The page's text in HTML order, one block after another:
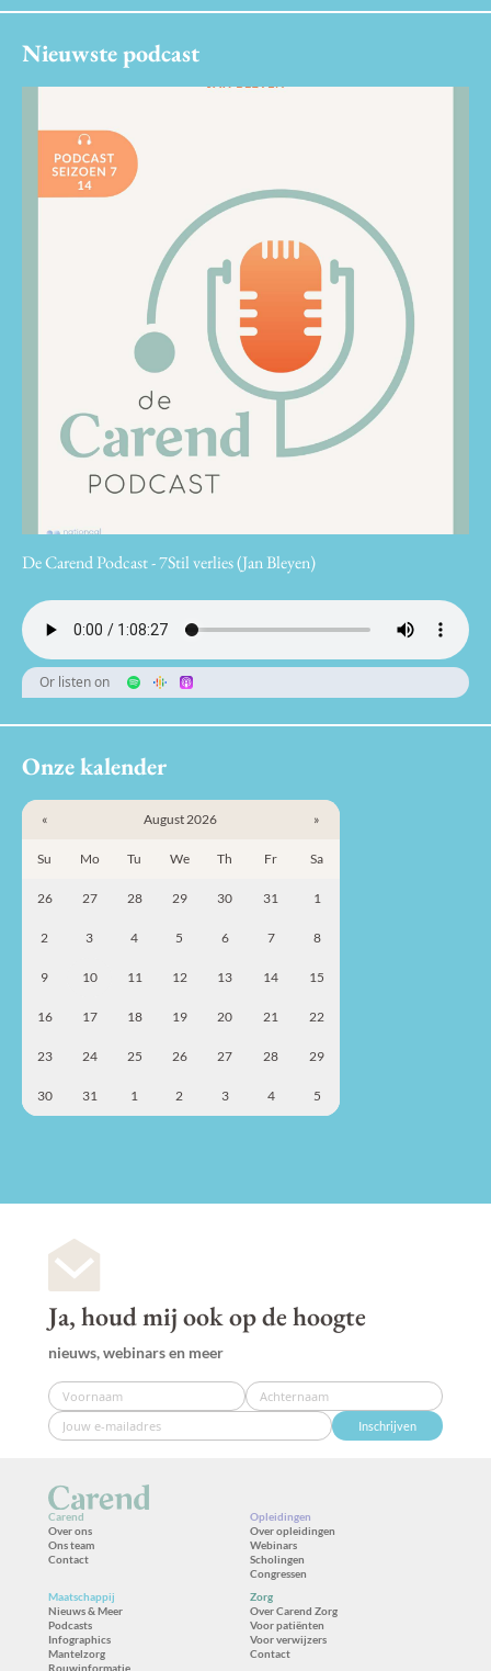
Nieuwste podcast
De Carend Podcast - 7Stil verlies (Jan Bleyen)
Or listen on
Onze kalender
« August 2026 »
Su Mo Tu We Th Fr Sa
26 27 28 29 30 31 1
2 3 4 5 6 7 8
9 10 11 12 13 14 15
16 17 18 19 20 21 22
23 24 25 26 27 28 29
30 31 1 2 3 4 5
Ja, houd mij ook op de hoogte
nieuws, webinars en meer
Inschrijven
Carend
Over ons
Ons team
Contact
Opleidingen
Over opleidingen
Webinars
Scholingen
Congressen
Maatschappij
Nieuws & Meer
Podcasts
Infographics
Mantelzorg
Rouwinformatie
Zorg
Over Carend Zorg
Voor patiënten
Voor verwijzers
Contact